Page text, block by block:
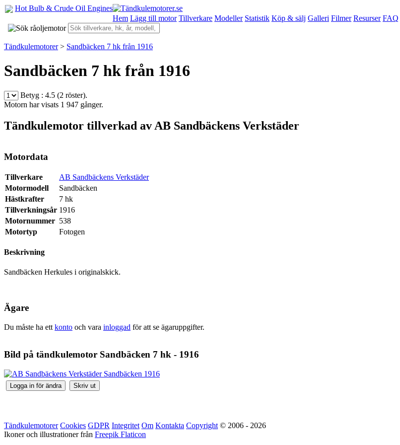
Hot Bulb & Crude Oil Engines
Hem Lägg till motor Tillverkare Modeller Statistik Köp & sälj Galleri Filmer Resurser FAQ
Tändkulemotorer> Sandbäcken 7 hk från 1916
Sandbäcken 7 hk från 1916
Betyg : 4.5 (2 röster).
Motorn har visats 1 947 gånger.
Tändkulemotor tillverkad av AB Sandbäckens Verkstäder
Motordata
Tillverkare
AB Sandbäckens Verkstäder
Motormodell
Sandbäcken
Hästkrafter
7 hk
Tillverkningsår 1916
Motornummer 538
Motortyp
Fotogen
Beskrivning
Sandbäcken Herkules i originalskick.
Ägare
Du måste ha ett konto och vara inloggad för att se ägaruppgifter.
Bild på tändkulemotor Sandbäcken 7 hk - 1916
Tändkulemotorer Cookies GDPR Integritet Om Kontakta Copyright © 2006 - 2026
Ikoner och illustrationer från Freepik Flaticon